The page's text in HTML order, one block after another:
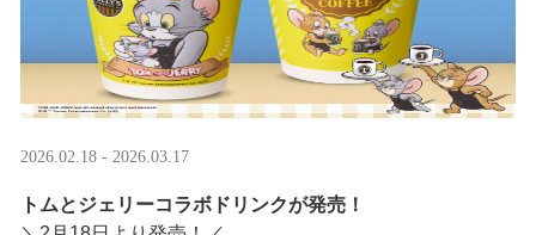
2026.02.18 - 2026.03.17
トムとジェリーコラボドリンクが発売！